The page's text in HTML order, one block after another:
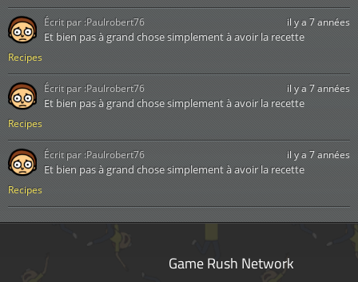
Recipes
il y a 7 années
Et bien pas à grand chose simplement à avoir la recette
Écrit par :Paulrobert76
Recipes
il y a 7 années
Et bien pas à grand chose simplement à avoir la recette
Écrit par :Paulrobert76
Recipes
il y a 7 années
Et bien pas à grand chose simplement à avoir la recette
Écrit par :Paulrobert76
Game Rush Network